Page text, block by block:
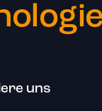
uns